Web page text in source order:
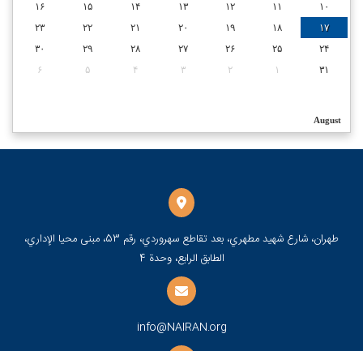
۱۰
۱۱ ۱۲ ۱۳ ۱۴ ۱۵
۱۶
۱۷
۱۸ ۱۹ ۲۰ ۲۱ ۲۲
۲۳
۲۴
۲۵ ۲۶ ۲۷ ۲۸ ۲۹
۳۰
۳۱
۱ ۲ ۳ ۴ ۵ ۶
August
طهران، شارع شهيد مطهري، بعد تقاطع سهروردي، رقم 53، مبنى محيا الإداري،
الطابق الرابع، وحدة 4
info@NAIRAN.org